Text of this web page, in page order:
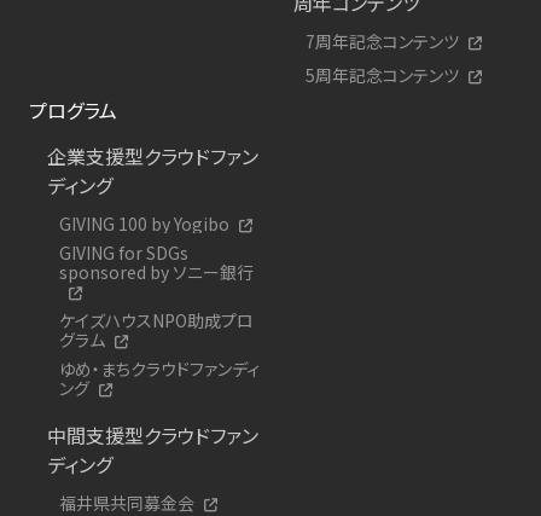
7周年記念コンテンツ
5周年記念コンテンツ
プログラム
企業支援型クラウドファン
ディング
GIVING 100 by Yogibo
GIVING for SDGs
sponsored by ソニー銀行
ケイズハウスNPO助成プロ
グラム
ゆめ・まちクラウドファンディ
ング
中間支援型クラウドファン
ディング
福井県共同募金会